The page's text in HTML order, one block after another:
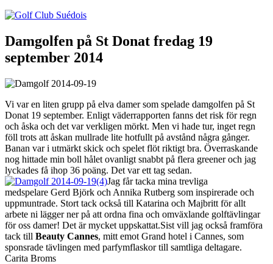
Damgolfen på St Donat fredag 19
september 2014
Vi var en liten grupp på elva damer som spelade damgolfen på St
Donat 19 september. Enligt väderrapporten fanns det risk för regn
och åska och det var verkligen mörkt. Men vi hade tur, inget regn
föll trots att åskan mullrade lite hotfullt på avstånd några gånger.
Banan var i utmärkt skick och spelet flöt riktigt bra. Överraskande
nog hittade min boll hålet ovanligt snabbt på flera greener och jag
lyckades få ihop 36 poäng. Det var ett tag sedan.
Jag får tacka mina trevliga
medspelare Gerd Björk och Annika Rutberg som inspirerade och
uppmuntrade. Stort tack också till Katarina och Majbritt för allt
arbete ni lägger ner på att ordna fina och omväxlande golftävlingar
för oss damer! Det är mycket uppskattat.Sist vill jag också framföra
tack till Beauty Cannes, mitt emot Grand hotel i Cannes, som
sponsrade tävlingen med parfymflaskor till samtliga deltagare.
Carita Broms